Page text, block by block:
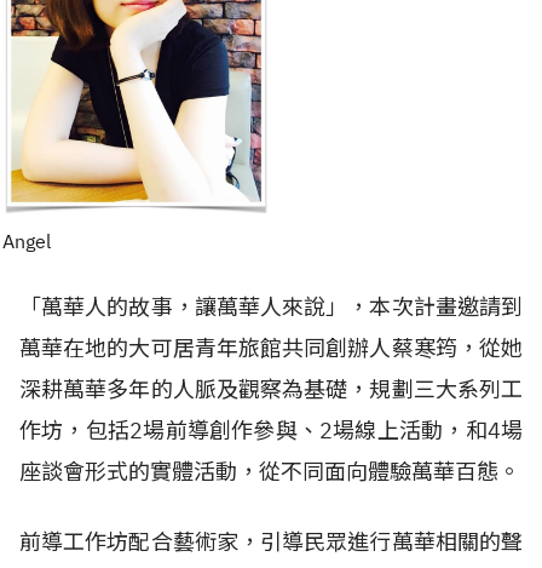
Angel
「萬華人的故事，讓萬華人來說」，本次計畫邀請到
萬華在地的大可居青年旅館共同創辦人蔡寒筠，從她
深耕萬華多年的人脈及觀察為基礎，規劃三大系列工
作坊，包括2場前導創作參與、2場線上活動，和4場
座談會形式的實體活動，從不同面向體驗萬華百態。
前導工作坊配合藝術家，引導民眾進行萬華相關的聲